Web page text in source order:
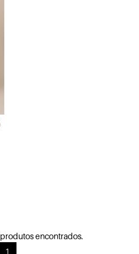
produtos encontrados.
1